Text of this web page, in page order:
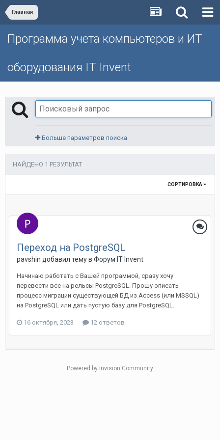
Главная
Программа учета компьютеров и ИТ
оборудования IT Invent
Больше параметров поиска
НАЙДЕНО 1 РЕЗУЛЬТАТ
СОРТИРОВКА
Переход на PostgreSQL
pavshin добавил тему в Форум IT Invent
Начинаю работать с Вашей программой, сразу хочу
перевести все на рельсы PostgreSQL. Прошу описать
процесс миграции существующей БД из Access (или MSSQL)
на PostgreSQL или дать пустую базу для PostgreSQL.
16 октября, 2023 12 ответов
Powered by Invision Community